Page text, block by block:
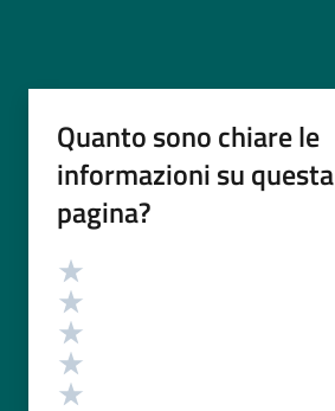
Quanto sono chiare le
informazioni su questa
pagina?
Valutazione